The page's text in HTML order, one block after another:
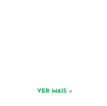
VER MAIS »